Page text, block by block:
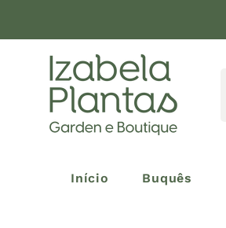
Início Buquês